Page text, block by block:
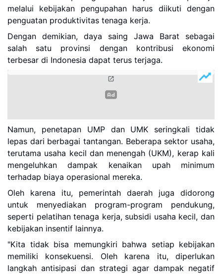
melalui kebijakan pengupahan harus diikuti dengan
penguatan produktivitas tenaga kerja.
Dengan demikian, daya saing Jawa Barat sebagai
salah satu provinsi dengan kontribusi ekonomi
terbesar di Indonesia dapat terus terjaga.
Namun, penetapan UMP dan UMK seringkali tidak
lepas dari berbagai tantangan. Beberapa sektor usaha,
terutama usaha kecil dan menengah (UKM), kerap kali
mengeluhkan dampak kenaikan upah minimum
terhadap biaya operasional mereka.
Oleh karena itu, pemerintah daerah juga didorong
untuk menyediakan program-program pendukung,
seperti pelatihan tenaga kerja, subsidi usaha kecil, dan
kebijakan insentif lainnya.
"Kita tidak bisa memungkiri bahwa setiap kebijakan
memiliki konsekuensi. Oleh karena itu, diperlukan
langkah antisipasi dan strategi agar dampak negatif